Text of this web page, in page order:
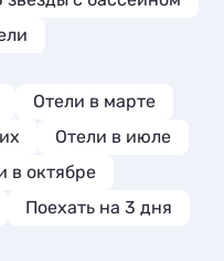
Отели в марте
Отели в июле
в октябре
Поехать на 3 дня